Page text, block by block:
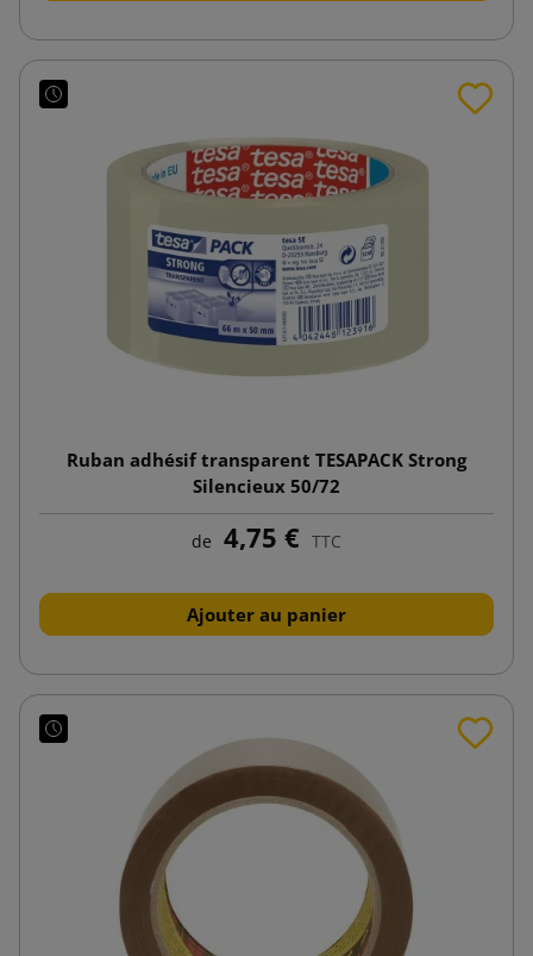
Ruban adhésif transparent TESAPACK Strong
Silencieux 50/72
de 4,75 € TTC
Ajouter au panier